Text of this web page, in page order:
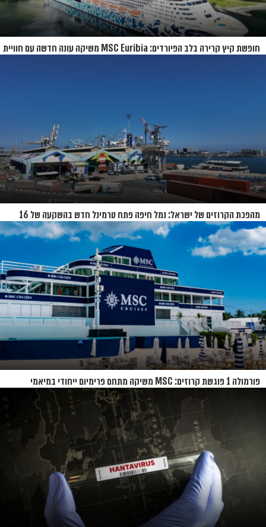
חופשת קיץ קרירה בלב הפיורדים: MSC Euribia משיקה עונה חדשה עם חוויית
מהפכת הקרוזים של ישראל: נמל חיפה פתח טרמינל חדש בהשקעה של 16
מיליון שקל
פורמולה 1 פוגשת קרוזים: MSC משיקה מתחם פרימיום ייחודי במיאמי